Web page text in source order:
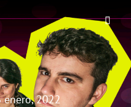
enero, 2022